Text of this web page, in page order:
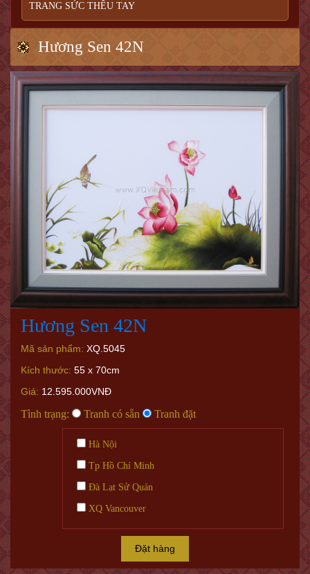
TRANG SỨC THÊU TAY
Hương Sen 42N
Hương Sen 42N
Mã sản phẩm: XQ.5045
Kích thước: 55 x 70cm
Giá: 12.595.000VNĐ
Tình trạng: Tranh có sẵn Tranh đặt
Hà Nội
Tp Hồ Chí Minh
Đà Lạt Sử Quán
XQ Vancouver
Đặt hàng